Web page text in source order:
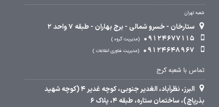
شعبه تهران
ستارخان - خسرو شمالی - برج بهاران - طبقه 7 واحد 2
09124677115
مدیریت گروه
09124648967 مدیریت فناوری اطلاعات
تماس با شعبه کرج
البرز، نظرآباد، الغدیر جنوبی، کوچه غدیر 4 (کوچه شهید
بذرپاچ)، ساختمان ستاره، طبقه 4، پلاک 6